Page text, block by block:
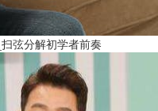
弦分解初学者前奏